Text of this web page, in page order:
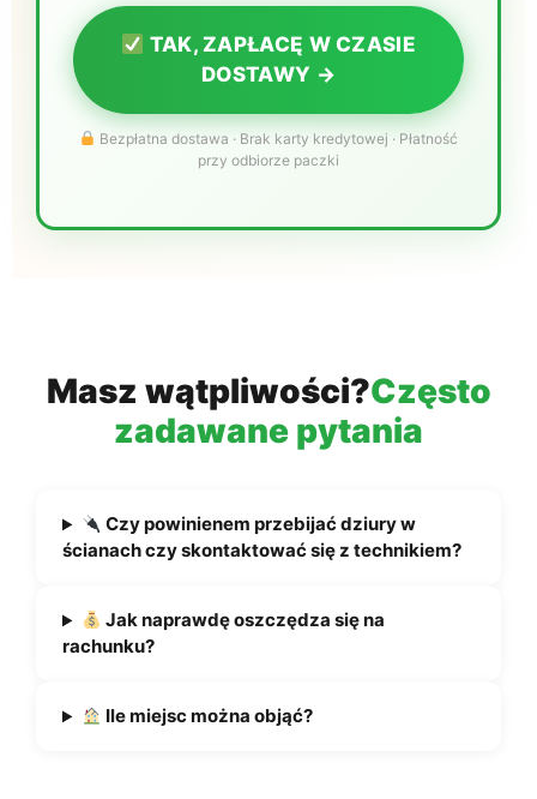
TAK, ZAPŁACĘ W CZASIE
DOSTAWY →
Bezpłatna dostawa · Brak karty kredytowej · Płatność
przy odbiorze paczki
Masz wątpliwości?Często
zadawane pytania
Czy powinienem przebijać dziury w
ścianach czy skontaktować się z technikiem?
Jak naprawdę oszczędza się na
rachunku?
Ile miejsc można objąć?